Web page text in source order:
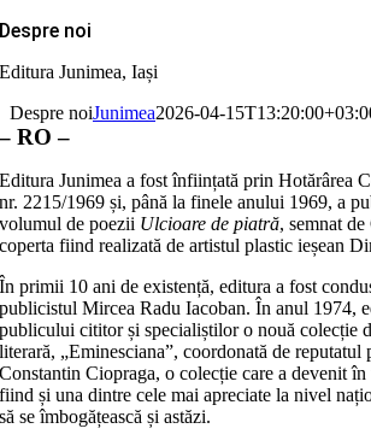
Despre noi
Editura Junimea, Iași
Despre noiJunimea2026-04-
– RO –
Editura Junimea a fost înființată prin Hotărârea
nr. 2215/1969 și, până la finele anului 1969, a
volumul de poezii Ulcioare de piatră, semnat
coperta fiind realizată de artistul plastic ieșean
În primii 10 ani de existență, editura a fost
publicistul Mircea Radu Iacoban. În anul 1974,
publicului cititor și specialiștilor o nouă colecție
literară, „Eminesciana”, coordonată de
Constantin Ciopraga, o colecție care a devenit
fiind și una dintre cele mai apreciate la nivel
să se îmbogățească și astăzi.